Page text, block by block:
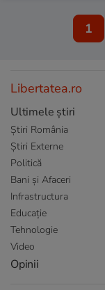
1
Libertatea.ro
Ultimele știri
Știri România
Știri Externe
Politică
Bani și Afaceri
Infrastructura
Educație
Tehnologie
Video
Opinii